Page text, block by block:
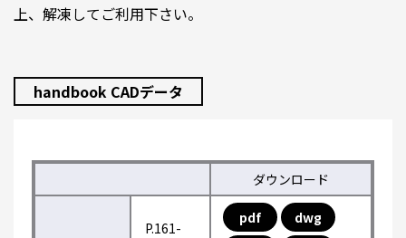
上、解凍してご利用下さい。
handbook CADデータ
ダウンロード
P.161-
pdf
dwg